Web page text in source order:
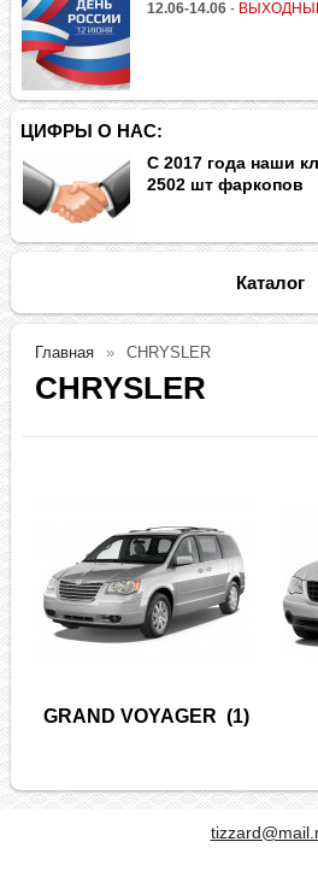
12.06-14.06 -
ЦИФРЫ О НАС:
С 2017 года наши
2502 шт фаркопов
Каталог
Главная CHRYSLER
CHRYSLER
GRAND VOYAGER (1)